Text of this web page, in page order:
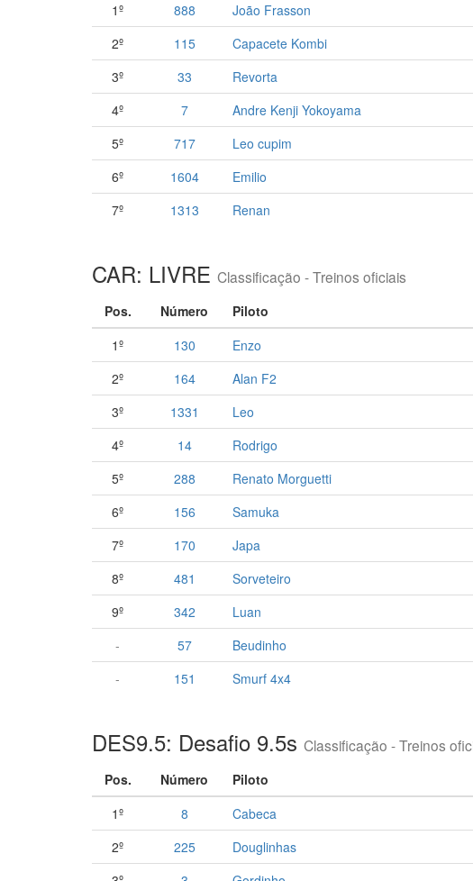
1º
888 João Frasson
2º
115 Capacete Kombi
3º
33 Revorta
4º
7 Andre Kenji Yokoyama
5º
717 Leo cupim
6º
1604 Emilio
7º
1313 Renan
CAR: LIVRE Classificação - Treinos oficiais
Pos. Número Piloto
1º
130 Enzo
2º
164 Alan F2
3º
1331 Leo
4º
14 Rodrigo
5º
288 Renato Morguetti
6º
156 Samuka
7º
170 Japa
8º
481 Sorveteiro
9º
342 Luan
-
57 Beudinho
-
151 Smurf 4x4
DES9.5: Desafio 9.5s Classificação - Treinos
Pos. Número Piloto
1º
8 Cabeca
2º
225 Douglinhas